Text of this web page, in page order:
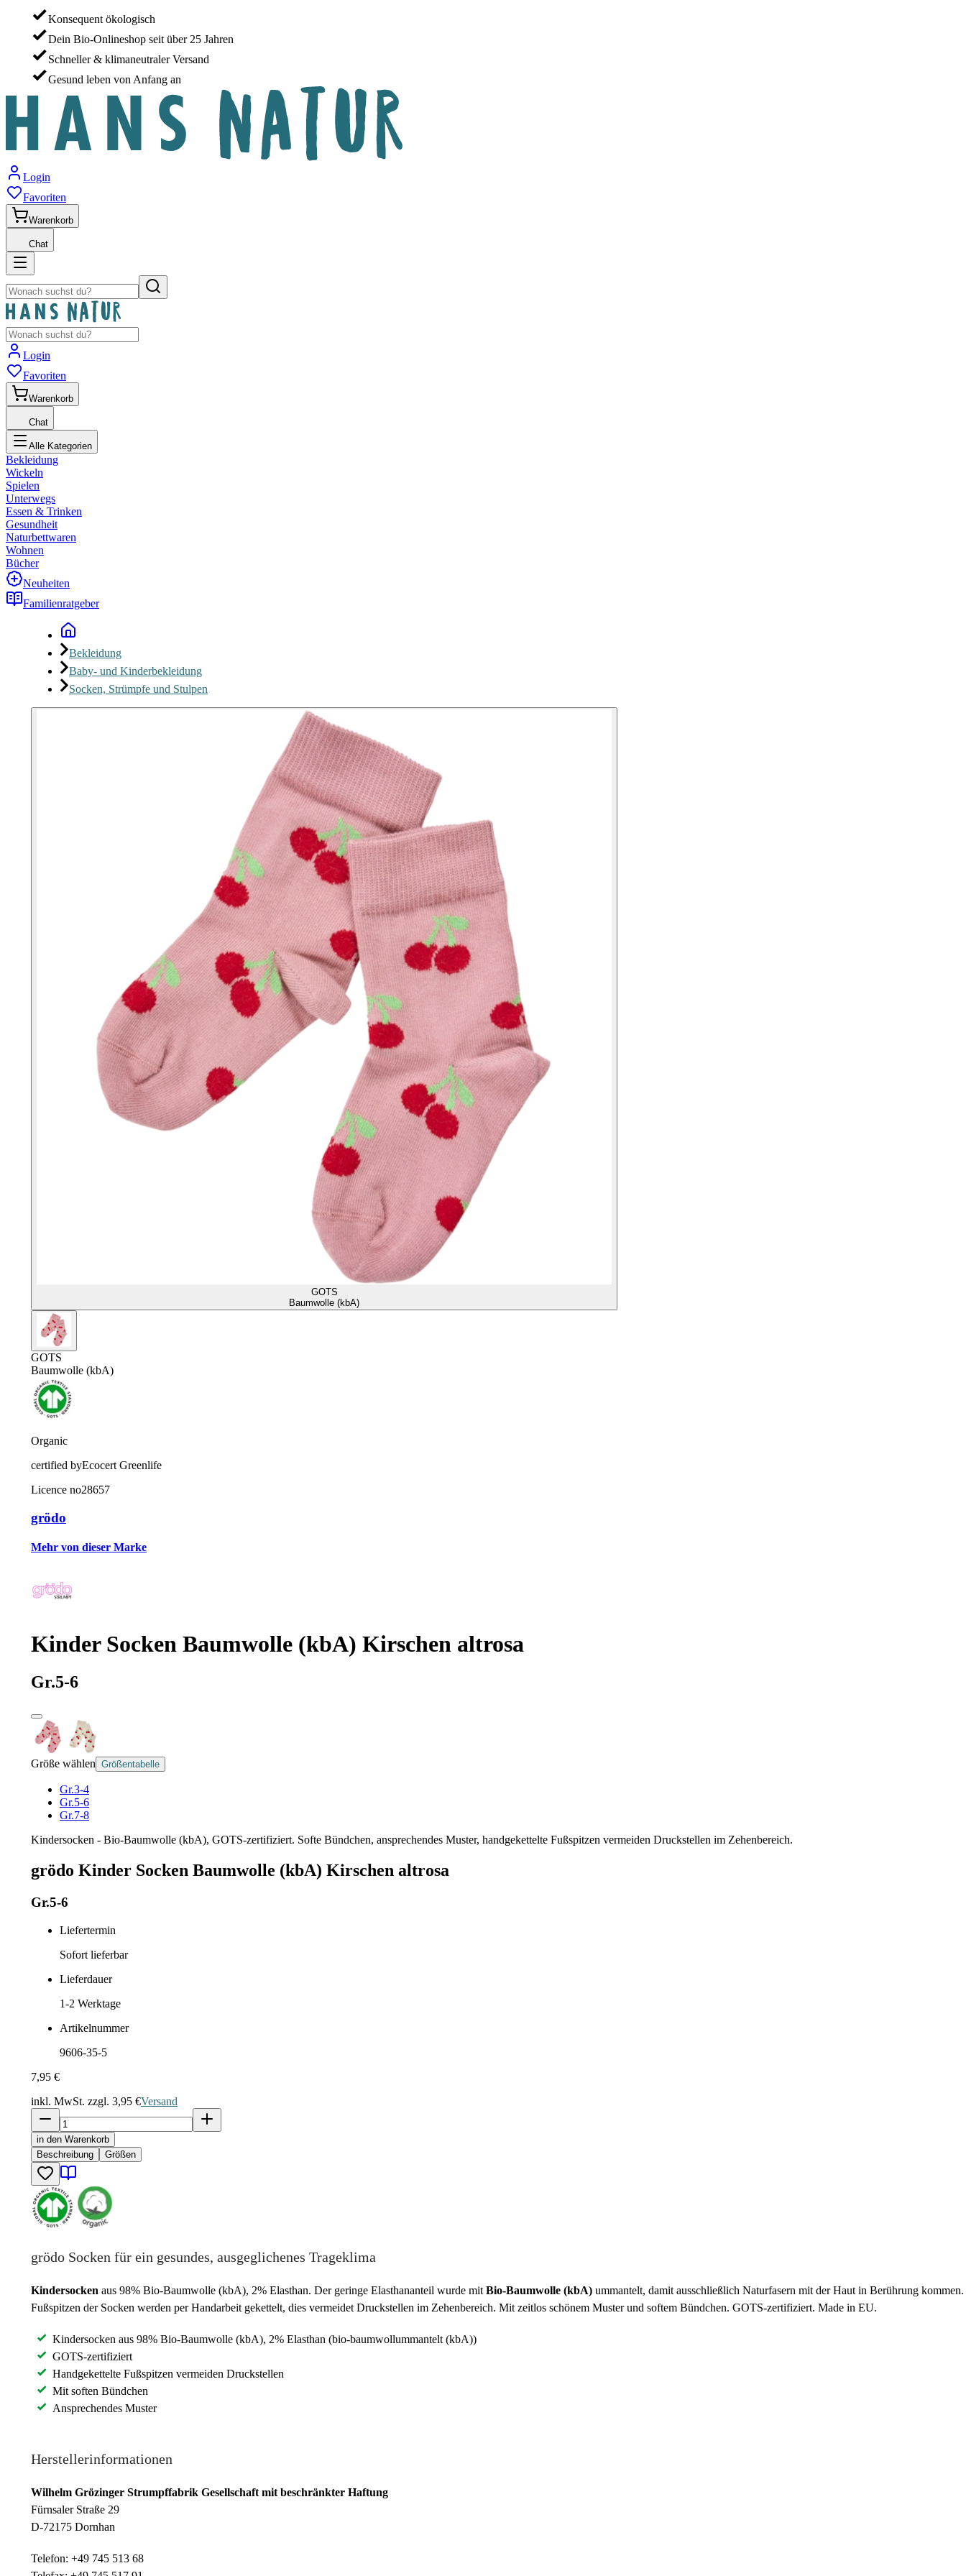
Konsequent ökologisch
Dein Bio-Onlineshop seit über 25 Jahren
Schneller & klimaneutraler Versand
Gesund leben von Anfang an
Login
Favoriten
Warenkorb
Chat
Login
Favoriten
Warenkorb
Chat
Alle Kategorien
Bekleidung
Wickeln
Spielen
Unterwegs
Essen & Trinken
Gesundheit
Naturbettwaren
Wohnen
Bücher
Neuheiten
Familienratgeber
Bekleidung
Baby- und Kinderbekleidung
Socken, Strümpfe und Stulpen
GOTS
Baumwolle (kbA)
GOTS
Baumwolle (kbA)
Organic
certified byEcocert Greenlife
Licence no28657
grödo
Mehr von dieser Marke
Kinder Socken Baumwolle (kbA) Kirschen altrosa
Gr.5-6
Größe wählen Größentabelle
Gr.3-4
Gr.5-6
Gr.7-8
Kindersocken - Bio-Baumwolle (kbA), GOTS-zertifiziert. Softe Bündchen, ansprechendes Muster, handgekettelte Fußspitzen vermeiden Druckstellen im Zehenbereich.
grödo Kinder Socken Baumwolle (kbA) Kirschen altrosa
Gr.5-6
Liefertermin
Sofort lieferbar
Lieferdauer
1-2 Werktage
Artikelnummer
9606-35-5
7,95 €
inkl. MwSt. zzgl. 3,95 €Versand
in den Warenkorb
Beschreibung
Größen
grödo Socken für ein gesundes, ausgeglichenes Trageklima
Kindersocken aus 98% Bio-Baumwolle (kbA), 2% Elasthan. Der geringe Elasthananteil wurde mit Bio-Baumwolle (kbA) ummantelt, damit ausschließlich Naturfasern mit der Haut in Berührung
Fußspitzen der Socken werden per Handarbeit gekettelt, dies vermeidet Druckstellen im Zehenbereich. Mit zeitlos schönem Muster und softem Bündchen. GOTS-zertifiziert. Made in EU.
Kindersocken aus 98% Bio-Baumwolle (kbA), 2% Elasthan (bio-baumwollummantelt (kbA))
GOTS-zertifiziert
Handgekettelte Fußspitzen vermeiden Druckstellen
Mit soften Bündchen
Ansprechendes Muster
Herstellerinformationen
Wilhelm Grözinger Strumpffabrik Gesellschaft mit beschränkter Haftung
Fürnsaler Straße 29
D-72175 Dornhan
Telefon: +49 745 513 68